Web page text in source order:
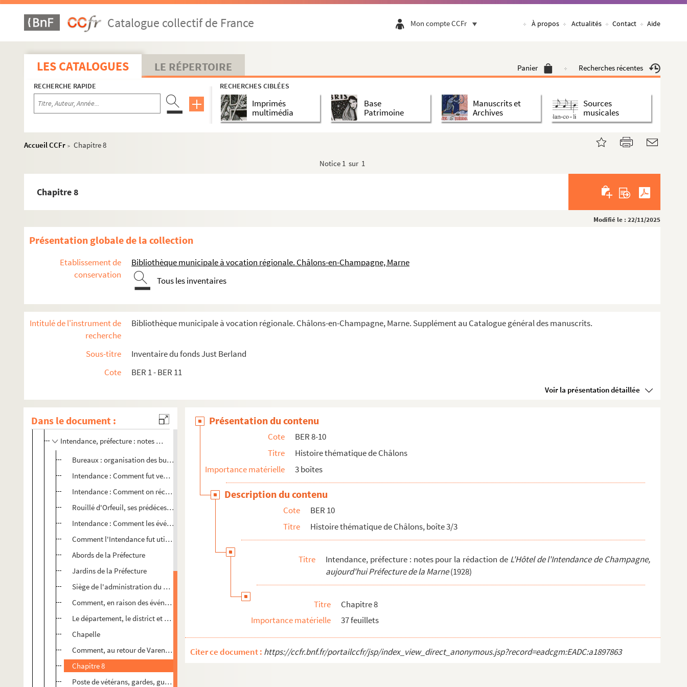
Catalogue collectif de France Mon compte CCFr À propos Actualités Contact Aide
LES CATALOGUES LE RÉPERTOIRE Panier Recherches récentes
RECHERCHE RAPIDE RECHERCHES CIBLÉES
Imprimés
multimédia
Base
Patrimoine
Manuscrits et
Archives
Sources
musicales
Accueil CCFr > Chapitre 8
Notice 1 sur 1
Chapitre 8
Modifié le : 22/11/2025
Présentation globale de la collection
Etablissement de
conservation
Bibliothèque municipale à vocation régionale. Châlons-en-Champagne, Marne
Tous les inventaires
Intitulé de l'instrument de
recherche
Bibliothèque municipale à vocation régionale. Châlons-en-Champagne, Marne. Supplément au Catalogue général des manuscrits.
Sous-titre
Inventaire du fonds Just Berland
Cote
BER 1 - BER 11
Voir la présentation détaillée
Dans le document :
BER 1 - BER 3. Education
BER 4-7. Révolution, Empire, Restauration
BER 8-10. Histoire thématique de Châlons
BER 8. Histoire thématique de Châlons, boîte 1/3
BER 9. Histoire thématique de Châlons, boîte 2/3
Correspondance de P. Magret, marchand de vin à Paris à M. Guyot, commissaire en vin à Epernay (XVIII
Destruction des souris - avis de la loi d'agriculture
Curiosités historiques, idées drôles etc.
Mesures, mesurages, poids et mesures
Télégraphe Chappe
Intendance, préfecture : notes pour la rédaction de
L'Hôtel de l'Intendance de Champagne, aujourd'hu...
Bureaux : organisation des bureaux de la Préfecture - employés du département (vie chère) 1792
Intendance : Comment fut vendu le mobilier de l'époque révolutionnaire (chapitre 13)
Intendance : Comment on récupéra une partie de ce mobilier et comment s'y adjoignit une décoration d...
Rouillé d'Orfeuil, ses prédécesseurs et les Châlonnais
Intendance : Comment les événements de la Révolution portèrent préjudice à l'Hôtel (chapitre 12)
Comment l'Intendance fut utilisée ou convoitée, sous la Révolution, par plusieurs administrations, s...
Abords de la Préfecture
Jardins de la Préfecture
Siège de l'administration du département (à l'Intendance)
Comment, en raison des événements politiques, la porte d'honneur subit différentes retouches (chapit...
Le département, le district et son tribunal, la maison d'arrêt à la ci-devant Intendance - Projet Po...
Chapelle
Comment, au retour de Varennes, la famille royale fut accueillie à l'Intendance (chapitre 15)
Chapitre 8
Poste de vétérans, gardes, guérites (chapitre 17) (utilisé)
Présentation du contenu
Cote
BER 8-10
Titre
Histoire thématique de Châlons
Importance matérielle
3 boîtes
Description du contenu
Cote
BER 10
Titre
Histoire thématique de Châlons, boîte 3/3
Titre Intendance, préfecture : notes pour la rédaction de L'Hôtel de l'Intendance de Champagne,
aujourd'hui Préfecture de la Marne(1928)
Titre
Chapitre 8
Importance matérielle
37 feuillets
Citer ce document : https://ccfr.bnf.fr/portailccfr/jsp/index_view_direct_anonymous.jsp?record=eadcgm:EADC:a1897863